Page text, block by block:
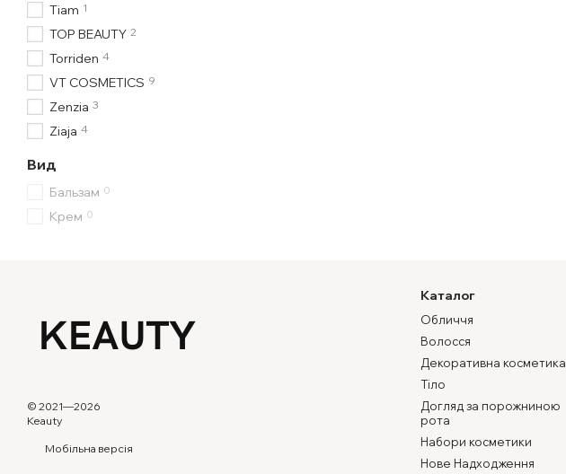
Tiam 1
TOP BEAUTY 2
Torriden 4
VT COSMETICS 9
Zenzia 3
Ziaja 4
Вид
Бальзам 0
Крем 0
© 2021—2026
Keauty
Мобільна версія
Каталог
Обличчя
Волосся
Декоративна косметика
Тіло
Догляд за порожниною
рота
Набори косметики
Нове Надходження